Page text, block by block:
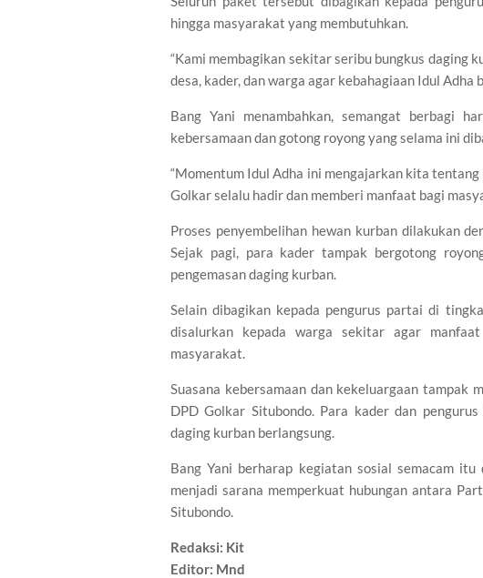
hingga masyarakat yang membutuhkan.
“Kami membagikan sekitar seribu bungkus daging
desa, kader, dan warga agar kebahagiaan Idul Adha
Bang Yani menambahkan, semangat berbagi
kebersamaan dan gotong royong yang selama ini
“Momentum Idul Adha ini mengajarkan kita
Golkar selalu hadir dan memberi manfaat bagi
Proses penyembelihan hewan kurban dilakukan
Sejak pagi, para kader tampak bergotong
pengemasan daging kurban.
Selain dibagikan kepada pengurus partai di
disalurkan kepada warga sekitar agar
masyarakat.
Suasana kebersamaan dan kekeluargaan tampak
DPD Golkar Situbondo. Para kader dan
daging kurban berlangsung.
Bang Yani berharap kegiatan sosial semacam
menjadi sarana memperkuat hubungan antara
Situbondo.
Redaksi: Kit
Editor: Mnd